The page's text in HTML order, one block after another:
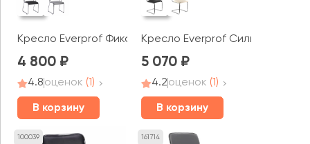
Кресло Everprof Фикс Плюс / Fix Plus
4 800
4.8оценок (1)
В корзину
Кресло Everprof Сильвия / Silwia
5 070
4.2оценок (1)
В корзину
100039 161714